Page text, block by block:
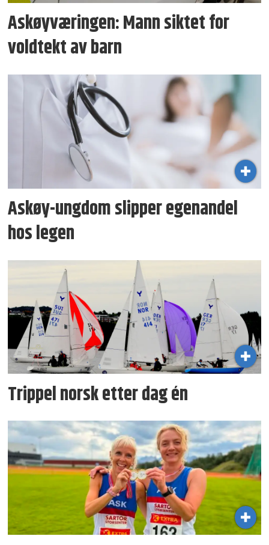
Askøyværingen: Mann siktet for
voldtekt av barn
Askøy-ungdom slipper egenandel
hos legen
Trippel norsk etter dag én